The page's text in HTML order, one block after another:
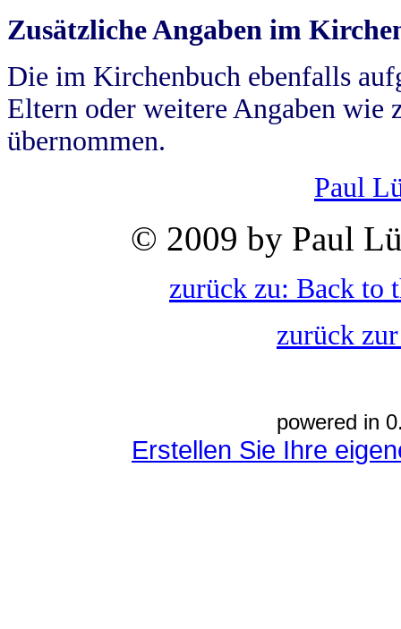
Zusätzliche Angaben im
Die im Kirchenbuch ebenfalls
Eltern oder weitere Angaben wie
übernommen.
Paul
© 2009 by Paul
zurück zu: Back to
zurück
powered in
Erstellen Sie Ihre